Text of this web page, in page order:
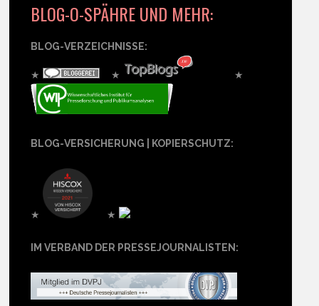
BLOG-O-SPÄHRE UND MEHR:
BLOG-VERZEICHNISSE:
★ ★ ★
BLOG-VERSICHERUNG | KOPIERSCHUTZ:
★ ★
IM VERBAND DER PRESSEJOURNALISTEN: